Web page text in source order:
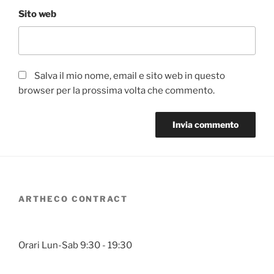
Sito web
Salva il mio nome, email e sito web in questo
browser per la prossima volta che commento.
ARTHECO CONTRACT
Orari Lun-Sab 9:30 - 19:30